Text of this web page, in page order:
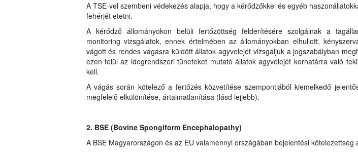
A TSE-vel szembeni védekezés alapja, hogy a kérődzőkkel és egyéb
fehérjét etetni.
A kérődző állományokon belüli fertőzöttség felderítésére szolgálnak a
monitoring vizsgálatok, ennek értelmében az állományokban elhullott,
vágott és rendes vágásra küldött állatok agyvelejét vizsgáljuk a jogszabályban
ezen felül az idegrendszeri tüneteket mutató állatok agyvelejét korhatárra való
kell.
A vágás során kötelező a fertőzés közvetítése szempontjából kiemelkedő
megfelelő elkülönítése, ártalmatlanítása (lásd lejjebb).
2. BSE (Bovine Spongiform Encephalopathy)
A BSE Magyarországon és az EU valamennyi országában bejelentési kötelezettség